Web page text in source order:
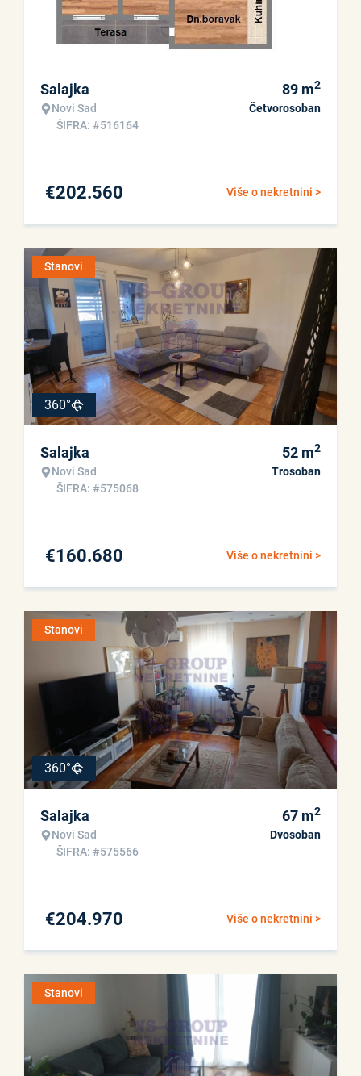
Salajka
Novi Sad
ŠIFRA: #516164
89 m2
Četvorosoban
Više o nekretnini >
€202.560
Stanovi
360°
Salajka
Novi Sad
ŠIFRA: #575068
52 m2
Trosoban
Više o nekretnini >
€160.680
Stanovi
360°
Salajka
Novi Sad
ŠIFRA: #575566
67 m2
Dvosoban
Više o nekretnini >
€204.970
Stanovi